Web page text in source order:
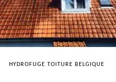
HYDROFUGE TOITURE BELGIQUE